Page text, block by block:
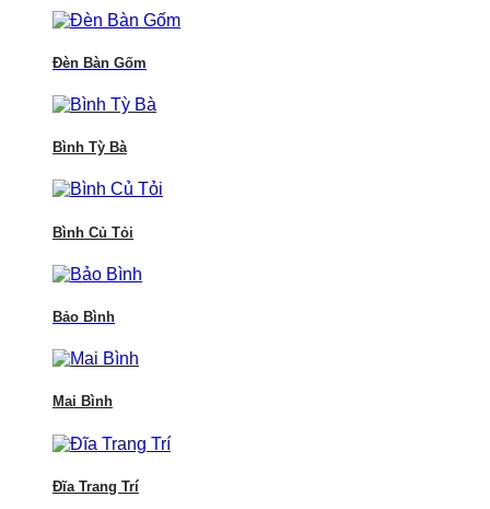
Đèn Bàn Gốm
Bình Tỳ Bà
Bình Củ Tỏi
Bảo Bình
Mai Bình
Đĩa Trang Trí